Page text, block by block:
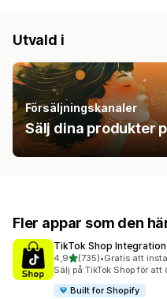
Utvald i
Försäljningskanaler
Sälj dina produkter
Fler appar som den
TikTok Shop
4,9av 5 stjärnor
(735)
735 recensioner totalt
•Gratis att
Sälj på TikTok Shop för
Built for Shopify